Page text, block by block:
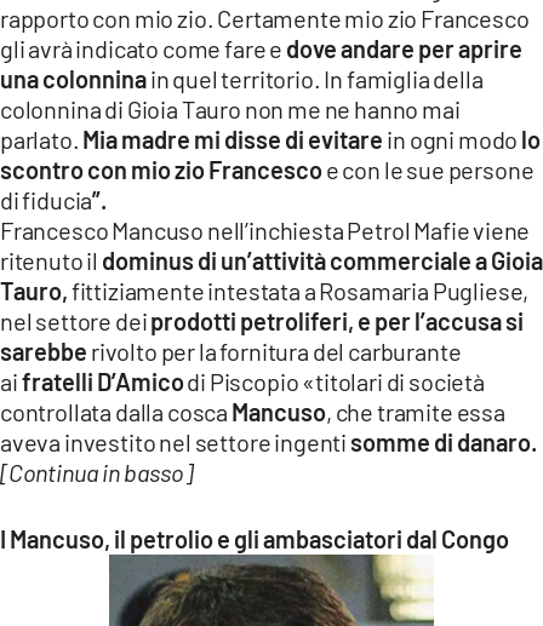
rapporto con mio zio. Certamente mio zio Francesco
gli avrà indicato come fare e dove andare per aprire
una colonninain quel territorio. In famiglia della
colonnina di Gioia Tauro non me ne hanno mai
parlato. Mia madre mi disse di evitare in ogni modo lo
scontro con mio zio Francescoe con le sue persone
di fiducia”.
Francesco Mancuso nell’inchiesta Petrol Mafie viene
ritenuto il dominus di un’attività commerciale a Gioia
Tauro,fittiziamente intestata a Rosamaria Pugliese,
nel settore deiprodotti petroliferi, e per l’accusa si
sarebbe rivolto per la fornitura del carburante
aifratelli D’Amicodi Piscopio «titolari di società
controllata dalla cosca Mancuso, che tramite essa
aveva investito nel settore ingenti somme di danaro.
[Continua in basso]
I Mancuso, il petrolio e gli ambasciatori dal Congo